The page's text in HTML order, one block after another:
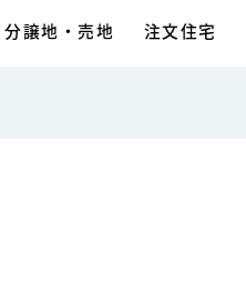
分譲地・売地 注文住宅